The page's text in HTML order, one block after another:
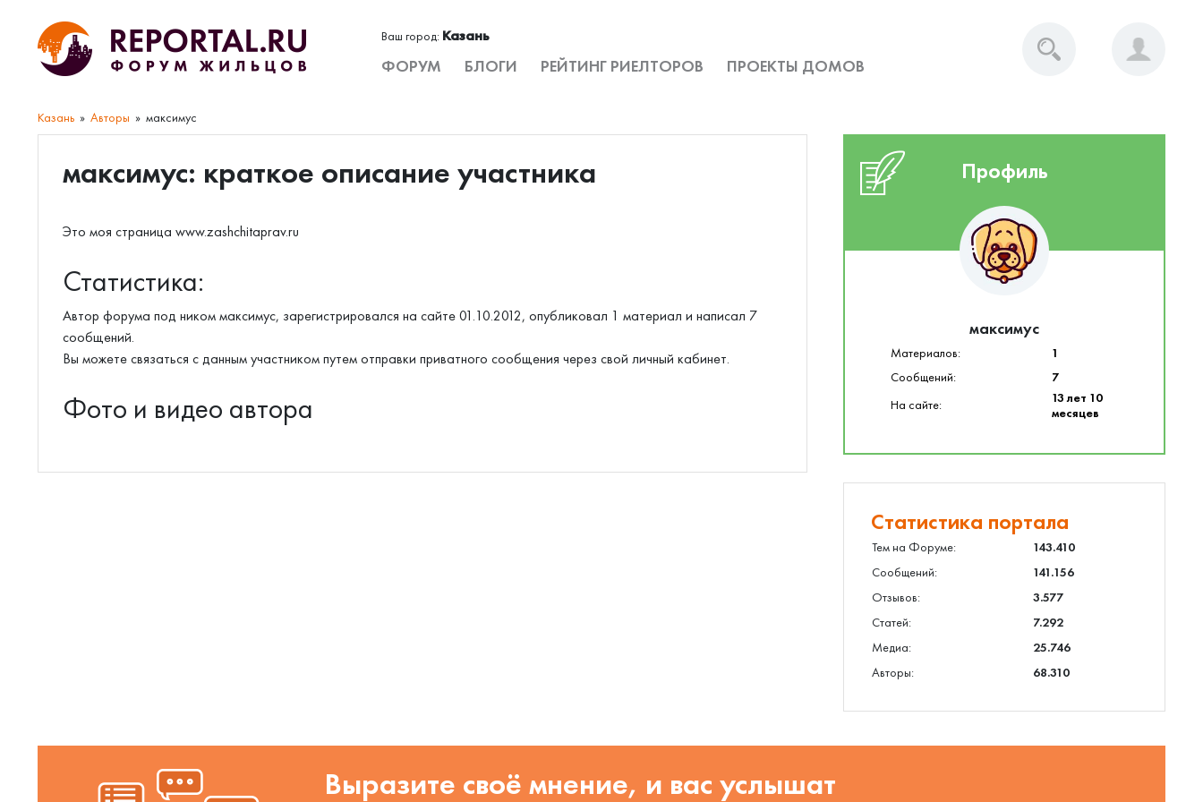
Ваш город: Казань
ФОРУМ БЛОГИ РЕЙТИНГ РИЕЛТОРОВ ПРОЕКТЫ ДОМОВ
Казань Авторы максимус
максимус: краткое описание участника
Это моя страница www.zashchitaprav.ru
Статистика:
Автор форума под ником максимус, зарегистрировался на сайте 01.10.2012, опубликовал 1 материал и написал 7
сообщений.
Вы можете связаться с данным участником путем отправки приватного сообщения через свой личный кабинет.
Фото и видео автора
Профиль
максимус
Материалов:
1
Сообщений:
7
На сайте:
13 лет 10
месяцев
Статистика портала
Тем на Форуме:
143.410
Сообщений:
141.156
Отзывов:
3.577
Статей:
7.292
Медиа:
25.746
Авторы:
68.310
Выразите своё мнение, и вас услышат